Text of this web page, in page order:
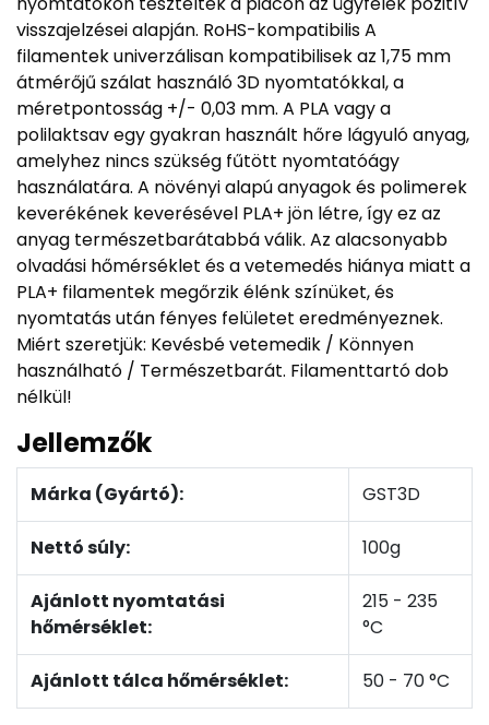
visszajelzései alapján. RoHS-kompatibilis A
filamentek univerzálisan kompatibilisek az 1,75 mm
átmérőjű szálat használó 3D nyomtatókkal, a
méretpontosság +/- 0,03 mm. A PLA vagy a
polilaktsav egy gyakran használt hőre lágyuló anyag,
amelyhez nincs szükség fűtött nyomtatóágy
használatára. A növényi alapú anyagok és polimerek
keverékének keverésével PLA+ jön létre, így ez az
anyag természetbarátabbá válik. Az alacsonyabb
olvadási hőmérséklet és a vetemedés hiánya miatt a
PLA+ filamentek megőrzik élénk színüket, és
nyomtatás után fényes felületet eredményeznek.
Miért szeretjük: Kevésbé vetemedik / Könnyen
használható / Természetbarát. Filamenttartó dob
nélkül!
Jellemzők
Márka (Gyártó): GST3D
Nettó súly: 100g
Ajánlott nyomtatási
hőmérséklet:
215 - 235
°C
Ajánlott tálca hőmérséklet: 50 - 70 °C